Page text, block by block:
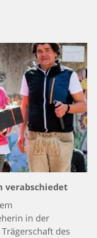
verabschiedet
in der
des